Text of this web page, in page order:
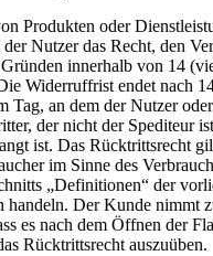
Produkten oder
Nutzer das Recht, den
innerhalb von 14
Widerruffrist endet nach
Tag, an dem der Nutzer
der nicht der Spediteur
ist. Das Rücktrittsrecht
im Sinne des
„Definitionen“ der
handeln. Der Kunde nimmt
es nach dem Öffnen der
Rücktrittsrecht auszuüben.